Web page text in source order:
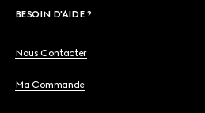
BESOIN D'AIDE ?
Nous Contacter
Ma Commande